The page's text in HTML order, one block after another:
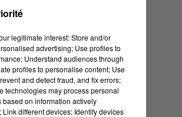
legitimate interest: Store and/or
advertising; Use profiles to
Understand audiences through
profiles to personalise content; Use
and detect fraud, and fix errors;
technologies may process personal
on information actively
different devices; Identify devices